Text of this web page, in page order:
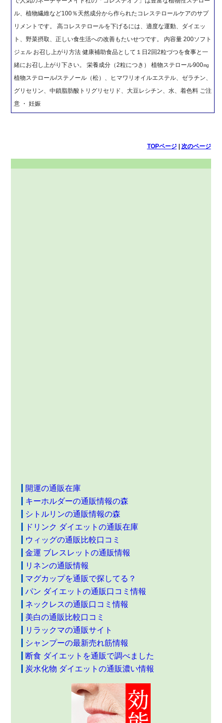
ル、植物繊維など100％天然成分から作られたコレステロールケアのサプ
リメントです。 高コレステロールを下げるには、適度な運動、ダイエッ
ト、野菜摂取、正しい食生活への改善もたいせつです。 内容量 200ソフト
ジェル お召し上がり方法 健康補助食品として１日2回2粒づつを食事と一
緒にお召し上がり下さい。 栄養成分（2粒につき） 植物ステロール900㎎
植物ステロール/ステノール（松）、ヒマワリオイルエステル、ゼラチン、
グリセリン、中鎖脂肪酸トリグリセリド、大豆レシチン、水、着色料 ご注
意 ・ 妊娠
TOPページ| 次のページ
開運の通販在庫
キーホルダーの通販情報の森
シトルリンの通販情報の森
ドリンク ダイエットの通販在庫
ウィッグの通販比較口コミ
金運 ブレスレットの通販情報
リネンの通販情報
マグカップを通販で探してる？
パン ダイエットの通販口コミ情報
ネックレスの通販口コミ情報
美白の通販比較口コミ
リラックマの通販サイト
シャンプーの最新売れ筋情報
断食 ダイエットを通販で調べました
炭水化物 ダイエットの通販濃い情報